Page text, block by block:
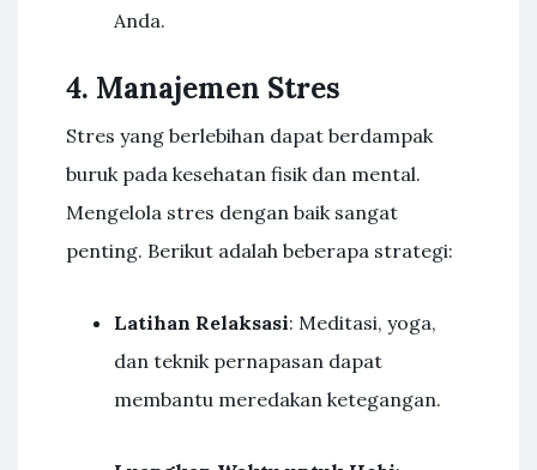
Anda.
4. Manajemen Stres
Stres yang berlebihan dapat berdampak
buruk pada kesehatan fisik dan mental.
Mengelola stres dengan baik sangat
penting. Berikut adalah beberapa strategi:
Latihan Relaksasi: Meditasi, yoga,
dan teknik pernapasan dapat
membantu meredakan ketegangan.